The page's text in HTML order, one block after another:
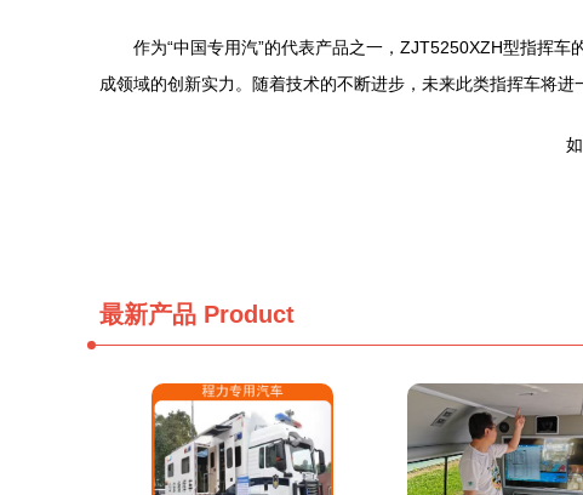
作为“中国专用汽”的代表产品之一，ZJT5250XZH型指挥
成领域的创新实力。随着技术的不断进步，未来此类指挥车将
最新产品 Product